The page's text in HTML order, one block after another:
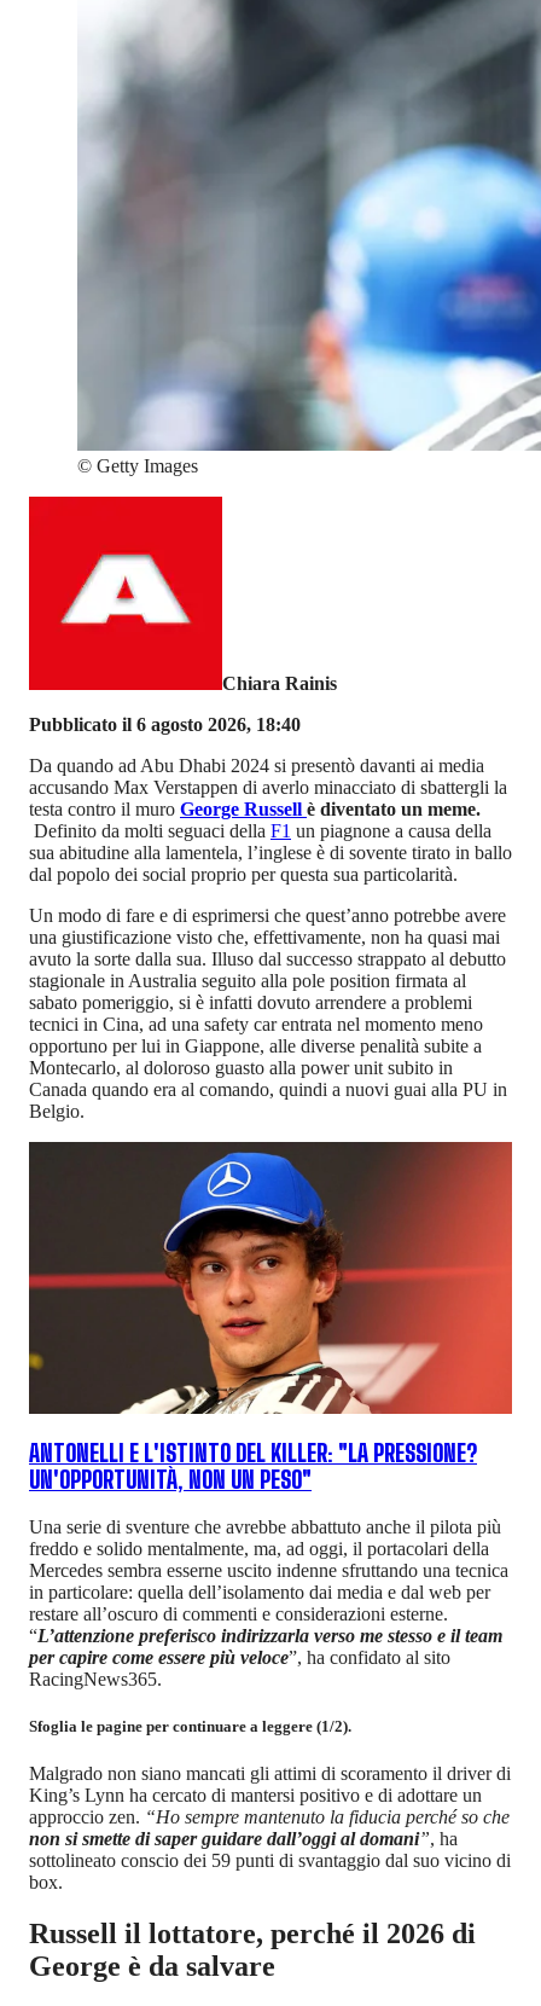
© Getty Images
Chiara Rainis
Pubblicato il 6 agosto 2026, 18:40
Da quando ad Abu Dhabi 2024 si presentò davanti ai media
accusando Max Verstappen di averlo minacciato di sbattergli la
testa contro il muro George Russell è diventato un meme.
Definito da molti seguaci della F1 un piagnone a causa della
sua abitudine alla lamentela, l’inglese è di sovente tirato in ballo
dal popolo dei social proprio per questa sua particolarità.
Un modo di fare e di esprimersi che quest’anno potrebbe avere
una giustificazione visto che, effettivamente, non ha quasi mai
avuto la sorte dalla sua. Illuso dal successo strappato al debutto
stagionale in Australia seguito alla pole position firmata al
sabato pomeriggio, si è infatti dovuto arrendere a problemi
tecnici in Cina, ad una safety car entrata nel momento meno
opportuno per lui in Giappone, alle diverse penalità subite a
Montecarlo, al doloroso guasto alla power unit subito in
Canada quando era al comando, quindi a nuovi guai alla PU in
Belgio.
ANTONELLI E L'ISTINTO DEL KILLER: "LA PRESSIONE?
UN'OPPORTUNITÀ, NON UN PESO"
Una serie di sventure che avrebbe abbattuto anche il pilota più
freddo e solido mentalmente, ma, ad oggi, il portacolari della
Mercedes sembra esserne uscito indenne sfruttando una tecnica
in particolare: quella dell’isolamento dai media e dal web per
restare all’oscuro di commenti e considerazioni esterne.
“L’attenzione preferisco indirizzarla verso me stesso e il team
per capire come essere più veloce”, ha confidato al sito
RacingNews365.
Sfoglia le pagine per continuare a leggere (1/2).
Malgrado non siano mancati gli attimi di scoramento il driver di
King’s Lynn ha cercato di mantersi positivo e di adottare un
approccio zen. “Ho sempre mantenuto la fiducia perché so che
non si smette di saper guidare dall’oggi al domani”, ha
sottolineato conscio dei 59 punti di svantaggio dal suo vicino di
box.
Russell il lottatore, perché il 2026 di
George è da salvare